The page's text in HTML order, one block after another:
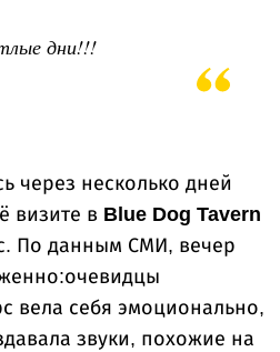
дни!!!
через несколько дней
визите в Blue Dog Tavern
По данным СМИ, вечер
вела себя эмоционально,
звуки, похожие на